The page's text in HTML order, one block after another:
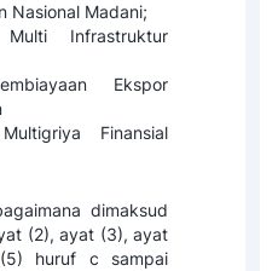
Nasional Madani;
Infrastruktur
Ekspor
Finansial
dimaksud
(2), ayat (3), ayat
huruf c sampai